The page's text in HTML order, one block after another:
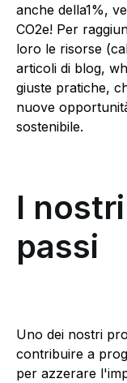
anche della1%,
CO2e! Per
loro le risorse
articoli di blog,
giuste pratiche,
nuove
sostenibile.
I
passi
Uno dei nostri
contribuire a
per azzerare